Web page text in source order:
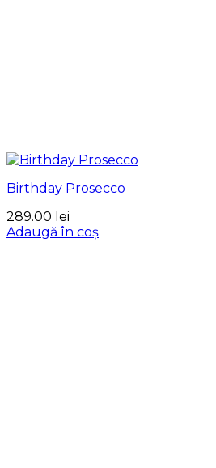
Birthday Prosecco
289.00 lei
Adaugă în coș